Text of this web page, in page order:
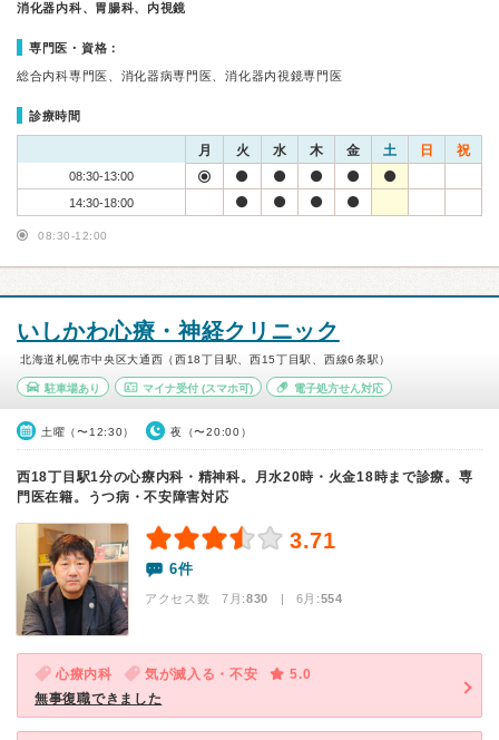
消化器内科、胃腸科、内視鏡
専門医・資格：
総合内科専門医、消化器病専門医、消化器内視鏡専門医
診療時間
月 火 水 木 金 土 日 祝
08:30-13:00
14:30-18:00
08:30-12:00
いしかわ心療・神経クリニック
北海道札幌市中央区大通西（西18丁目駅、西15丁目駅、西線6条駅）
駐車場あり マイナ受付(スマホ可) 電子処方せん対応
土曜（〜12:30） 夜（〜20:00）
西18丁目駅1分の心療内科・精神科。月水20時・火金18時まで診療。専
門医在籍。うつ病・不安障害対応
3.71
6件
アクセス数 7月:830 | 6月:554
心療内科 気が滅入る・不安
5.0
無事復職できました